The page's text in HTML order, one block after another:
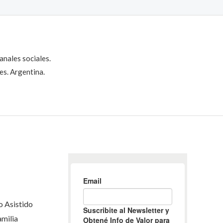
sociales.
Argentina.
Asistido